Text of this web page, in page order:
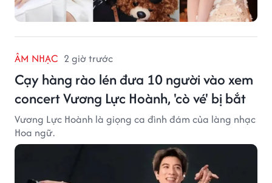
ÂM NHẠC 2 giờ trước
Cạy hàng rào lén đưa 10 người vào xem
concert Vương Lực Hoành, 'cò vé' bị bắt
Vương Lực Hoành là giọng ca đình đám của làng nhạc
Hoa ngữ.